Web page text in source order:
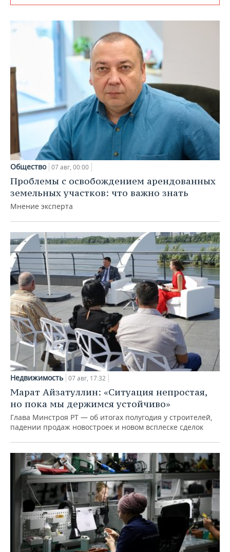
Общество 07 авг, 00:00
Проблемы с освобождением арендованных
земельных участков: что важно знать
Мнение эксперта
Недвижимость 07 авг, 17:32
Марат Айзатуллин: «Ситуация непростая,
но пока мы держимся устойчиво»
Глава Минстроя РТ — об итогах полугодия у строителей,
падении продаж новостроек и новом всплеске сделок